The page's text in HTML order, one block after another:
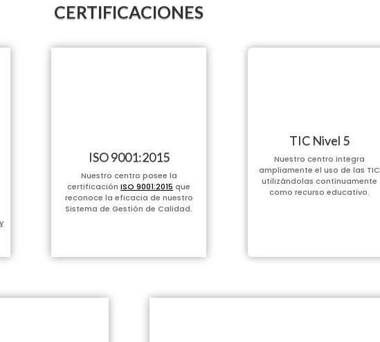
CERTIFICACIONES
ISO 9001:2015
Nuestro centro posee la
certificaciónISO 9001:2015 que
reconoce la eficacia de nuestro
Sistema de Gestión de Calidad.
TIC Nivel 5
Nuestro centro integra
ampliamente el uso de las TIC
utilizándolas continuamente
como recurso educativo.